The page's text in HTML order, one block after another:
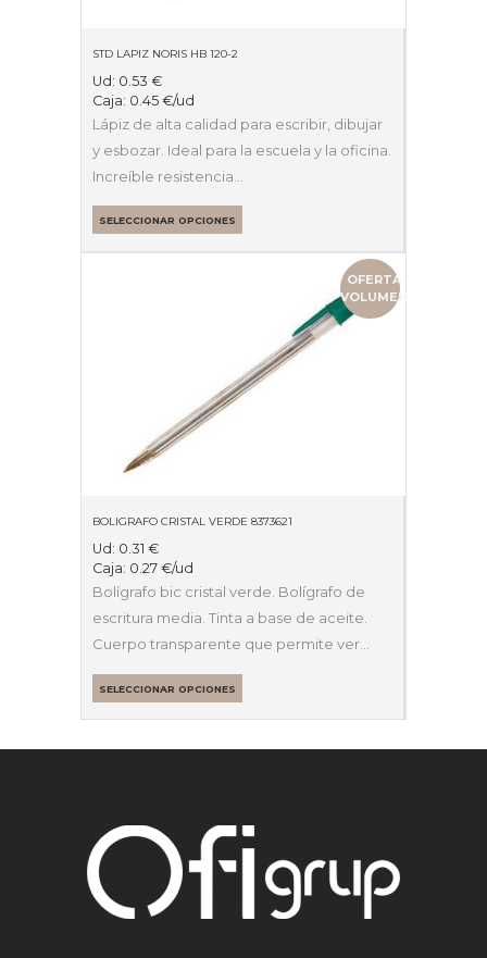
STD LAPIZ NORIS HB 120-2
Ud: 0.53 €
Caja: 0.45 €/ud
Lápiz de alta calidad para escribir, dibujar
y esbozar. Ideal para la escuela y la oficina.
Increíble resistencia…
SELECCIONAR OPCIONES
OFERTA
VOLUMEN
BOLIGRAFO CRISTAL VERDE 8373621
Ud: 0.31 €
Caja: 0.27 €/ud
Bolígrafo bic cristal verde. Bolígrafo de
escritura media. Tinta a base de aceite.
Cuerpo transparente que permite ver…
SELECCIONAR OPCIONES